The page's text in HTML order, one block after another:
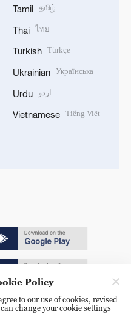
Tamil தமிழ்
Thai ไทย
Turkish Türkçe
Ukrainian Українська
Urdu اردو
Vietnamese Tiếng Việt
Policy
to our use of cookies, revised
change your cookie settings